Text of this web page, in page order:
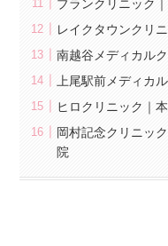
ブランクリニック
レイクタウンクリ
南越谷メディカル
上尾駅前メディカ
ヒロクリニック｜
岡村記念クリニッ
院